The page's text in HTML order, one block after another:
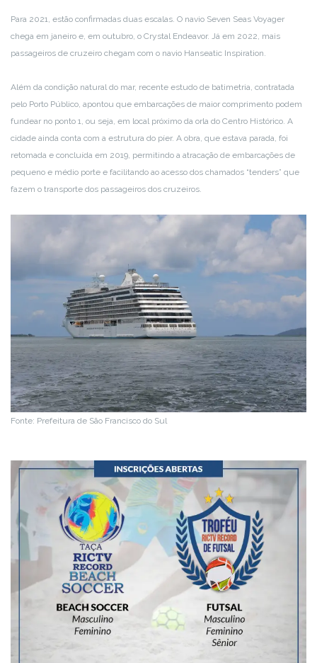
Para 2021, estão confirmadas duas escalas. O navio Seven Seas Voyager
chega em janeiro e, em outubro, o Crystal Endeavor. Já em 2022, mais
passageiros de cruzeiro chegam com o navio Hanseatic Inspiration.
Além da condição natural do mar, recente estudo de batimetria, contratada
pelo Porto Público, apontou que embarcações de maior comprimento podem
fundear no ponto 1, ou seja, em local próximo da orla do Centro Histórico. A
cidade ainda conta com a estrutura do píer. A obra, que estava parada, foi
retomada e concluída em 2019, permitindo a atracação de embarcações de
pequeno e médio porte e facilitando ao acesso dos chamados “tenders” que
fazem o transporte dos passageiros dos cruzeiros.
Fonte: Prefeitura de São Francisco do Sul